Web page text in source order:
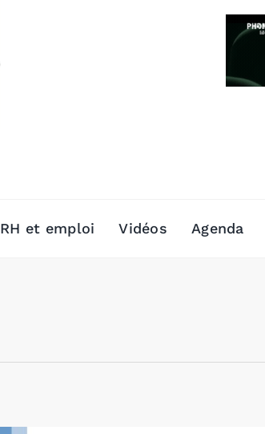
RH et emploi Vidéos Agenda